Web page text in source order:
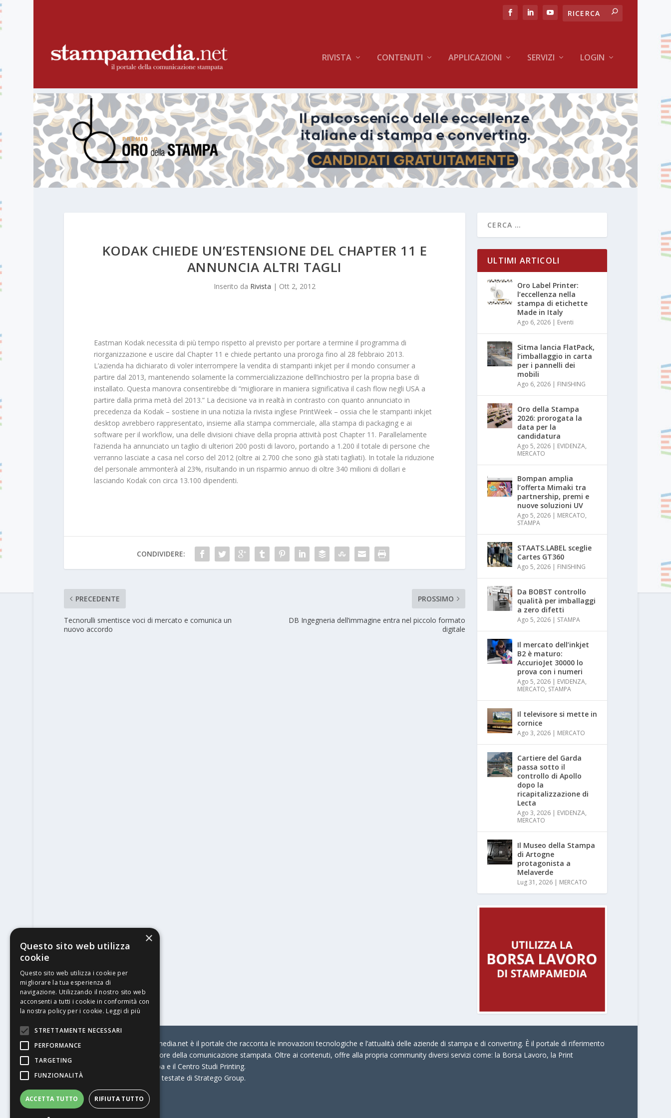
RIVISTA CONTENUTI APPLICAZIONI SERVIZI LOGIN
KODAK CHIEDE UN’ESTENSIONE DEL CHAPTER 11 E
ANNUNCIA ALTRI TAGLI
Inserito da Rivista | Ott 2, 2012
Eastman Kodak necessita di più tempo rispetto al previsto per portare a termine il programma di
riorganizzazione e uscire dal Chapter 11 e chiede pertanto una proroga fino al 28 febbraio 2013.
L’azienda ha dichiarato di voler interrompere la vendita di stampanti inkjet per il mondo consumer a
partire dal 2013, mantenendo solamente la commercializzazione dell’inchiostro per la propria base di
installato. Questa manovra consentirebbe di “migliorare in maniera significativa il cash flow negli USA a
partire dalla prima metà del 2013.” La decisione va in realtà in contrasto con quanto annunciato in
precedenza da Kodak – sostiene in una notizia la rivista inglese PrintWeek – ossia che le stampanti inkjet
desktop avrebbero rappresentato, insieme alla stampa commerciale, alla stampa di packaging e ai
software per il workflow, una delle divisioni chiave della propria attività post Chapter 11. Parallelamente
l’azienda ha annunciato un taglio di ulteriori 200 posti di lavoro, portando a 1.200 il totale di persone che
verranno lasciate a casa nel corso del 2012 (oltre ai 2.700 che sono già stati tagliati). In totale la riduzione
del personale ammonterà al 23%, risultando in un risparmio annuo di oltre 340 milioni di dollari e
lasciando Kodak con circa 13.100 dipendenti.
CONDIVIDERE:
PRECEDENTE
Tecnorulli smentisce voci di mercato e comunica un
nuovo accordo
PROSSIMO
DB Ingegneria dell’immagine entra nel piccolo formato
digitale
ULTIMI ARTICOLI
Oro Label Printer:
l’eccellenza nella
stampa di etichette
Made in Italy
Ago 6, 2026 | Eventi
Sitma lancia FlatPack,
l’imballaggio in carta
per i pannelli dei
mobili
Ago 6, 2026 | FINISHING
Oro della Stampa
2026: prorogata la
data per la
candidatura
Ago 5, 2026 | EVIDENZA,
MERCATO
Bompan amplia
l’offerta Mimaki tra
partnership, premi e
nuove soluzioni UV
Ago 5, 2026 | MERCATO,
STAMPA
STAATS.LABEL sceglie
Cartes GT360
Ago 5, 2026 | FINISHING
Da BOBST controllo
qualità per imballaggi
a zero difetti
Ago 5, 2026 | STAMPA
Il mercato dell’inkjet
B2 è maturo:
AccurioJet 30000 lo
prova con i numeri
Ago 5, 2026 | EVIDENZA,
MERCATO, STAMPA
Il televisore si mette in
cornice
Ago 3, 2026 | MERCATO
Cartiere del Garda
passa sotto il
controllo di Apollo
dopo la
ricapitalizzazione di
Lecta
Ago 3, 2026 | EVIDENZA,
MERCATO
Il Museo della Stampa
di Artogne
protagonista a
Melaverde
Lug 31, 2026 | MERCATO
© Stratego Group –
stampamedia.net è il portale che racconta le innovazioni tecnologiche e l’attualità delle aziende di stampa e di converting. È il portale di riferimento
per chi opera in Italia nel settore della comunicazione stampata. Oltre ai contenuti, offre alla propria community diversi servizi come: la Borsa Lavoro, la Print
Connection, i Big della Stampa e il Centro Studi Printing.
Stampamedia.net è una delle testate di Stratego Group.
Partita IVA07921450156
×
Questo sito web utilizza
cookie
Questo sito web utilizza i cookie per
migliorare la tua esperienza di
navigazione. Utilizzando il nostro sito web
acconsenti a tutti i cookie in conformità con
la nostra policy per i cookie. Leggi di più
STRETTAMENTE NECESSARI
PERFORMANCE
TARGETING
FUNZIONALITÀ
ACCETTA TUTTO RIFIUTA TUTTO